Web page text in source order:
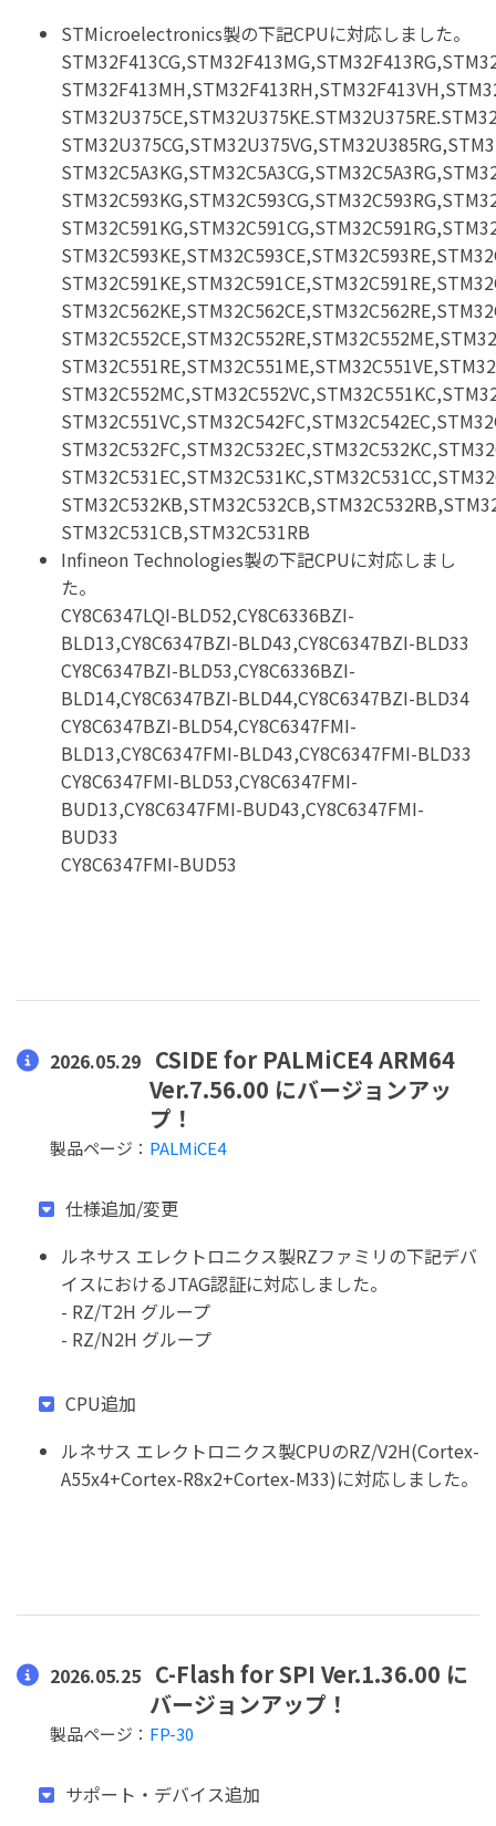
STMicroelectronics製の下記CPUに対応しました。
STM32C531CB,STM32C531RB
Infineon Technologies製の下記CPUに対応しまし
た。
CY8C6347LQI-BLD52,CY8C6336BZI-
BLD13,CY8C6347BZI-BLD43,CY8C6347BZI-BLD33
CY8C6347BZI-BLD53,CY8C6336BZI-
BLD14,CY8C6347BZI-BLD44,CY8C6347BZI-BLD34
CY8C6347BZI-BLD54,CY8C6347FMI-
BLD13,CY8C6347FMI-BLD43,CY8C6347FMI-BLD33
CY8C6347FMI-BLD53,CY8C6347FMI-
BUD13,CY8C6347FMI-BUD43,CY8C6347FMI-
BUD33
CY8C6347FMI-BUD53
2026.05.29 CSIDE for PALMiCE4 ARM64
Ver.7.56.00 にバージョンアッ
プ！
製品ページ： PALMiCE4
仕様追加/変更
ルネサス エレクトロニクス製RZファミリの下記デバ
イスにおけるJTAG認証に対応しました。
- RZ/T2H グループ
- RZ/N2H グループ
CPU追加
ルネサス エレクトロニクス製CPUのRZ/V2H(Cortex-
A55x4+Cortex-R8x2+Cortex-M33)に対応しました。
2026.05.25 C-Flash for SPI Ver.1.36.00 に
バージョンアップ！
製品ページ： FP-30
サポート・デバイス追加